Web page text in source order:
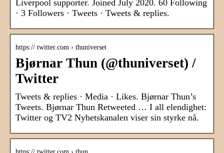
Liverpool supporter. Joined July 2020. 60 Following
· 3 Followers · Tweets · Tweets & replies.
https:// twitter.com › thuniverset
Bjørnar Thun (@thuniverset) /
Twitter
Tweets & replies · Media · Likes. Bjørnar Thun’s
Tweets. Bjørnar Thun Retweeted … I all elendighet:
Twitter og TV2 Nyhetskanalen viser sin styrke nå.